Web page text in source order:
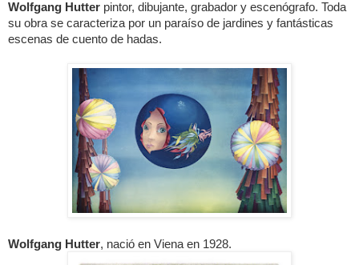
Wolfgang Hutter pintor, dibujante, grabador y escenógrafo. Toda
su obra se caracteriza por un paraíso de jardines y fantásticas
escenas de cuento de hadas.
Wolfgang Hutter, nació en Viena en 1928.